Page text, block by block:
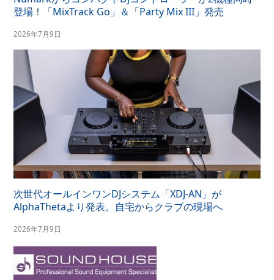
登場！「MixTrack Go」＆「Party Mix III」発売
2026年7月9日
次世代オールインワンDJシステム「XDJ-AN」が
AlphaThetaより発表。自宅からクラブの現場へ
2026年7月9日